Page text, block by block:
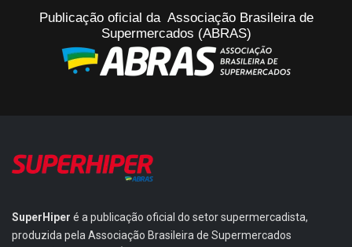
Publicação oficial da Associação Brasileira de
Supermercados (ABRAS)
SuperHiper é a publicação oficial do setor supermercadista,
produzida pela Associação Brasileira de Supermercados